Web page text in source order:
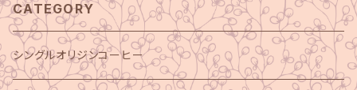
CATEGORY
シングルオリジンコーヒー